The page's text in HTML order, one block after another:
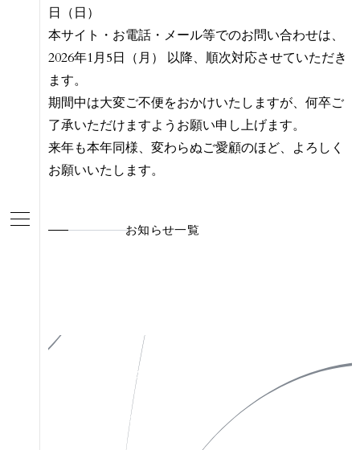
日（日）
本サイト・お電話・メール等でのお問い合わせは、
2026年1月5日（月） 以降、順次対応させていただき
ます。
期間中は大変ご不便をおかけいたしますが、何卒ご
了承いただけますようお願い申し上げます。
来年も本年同様、変わらぬご愛顧のほど、よろしく
お願いいたします。
お知らせ一覧
私たちについて
お問い合わせ